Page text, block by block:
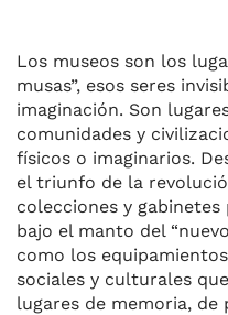
Los museos son los
musas”, esos seres
imaginación. Son
comunidades y
físicos o imaginarios.
el triunfo de la
colecciones y
bajo el manto del
como los
sociales y culturales
lugares de memoria,